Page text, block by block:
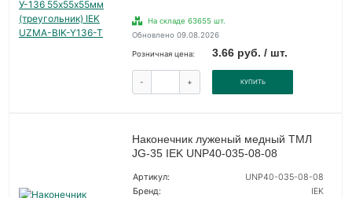
На складе 63655 шт.
Обновлено 09.08.2026
Розничная цена: 3.66 руб. / шт.
- + КУПИТЬ
Наконечник луженый медный ТМЛ
JG-35 IEK UNP40-035-08-08
Артикул:
UNP40-035-08-08
Бренд:
IEK